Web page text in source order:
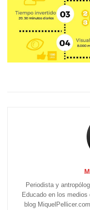
Periodista y
Educado en los
blog